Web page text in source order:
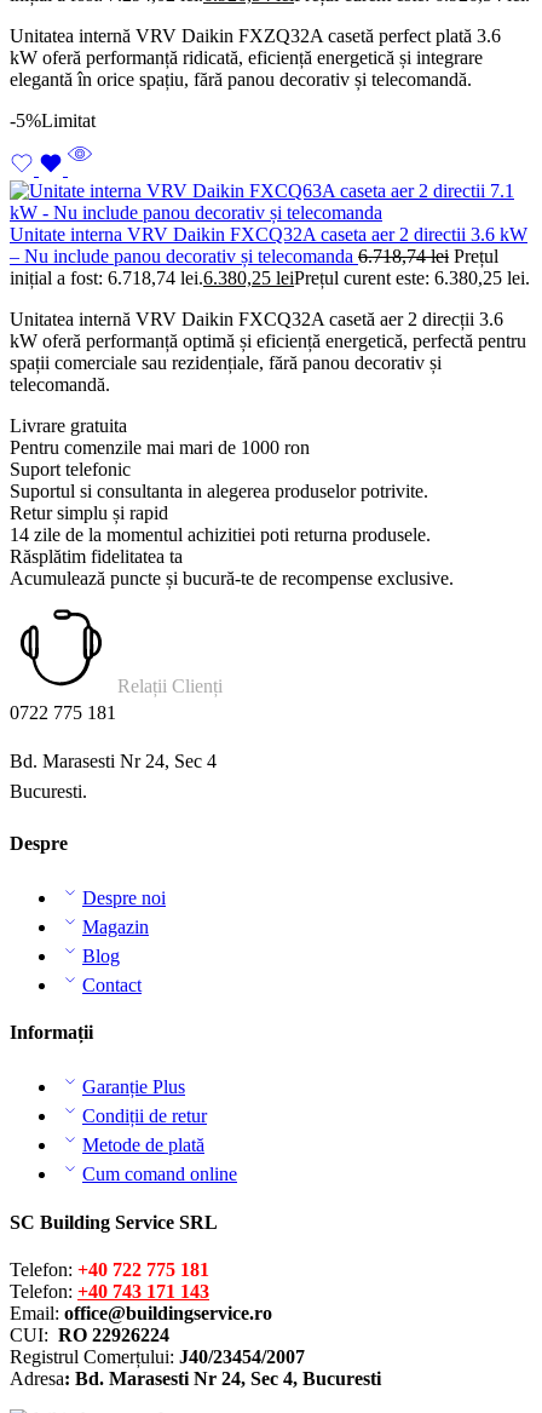
Unitatea internă VRV Daikin FXZQ32A casetă perfect plată 3.6
kW oferă performanță ridicată, eficiență energetică și integrare
elegantă în orice spațiu, fără panou decorativ și telecomandă.
-5%Limitat
Unitate interna VRV Daikin FXCQ32A caseta aer 2 directii 3.6 kW
– Nu include panou decorativ și telecomanda 6.718,74lei Prețul
inițial a fost: 6.718,74 lei.6.380,25 leiPrețul curent este: 6.380,25 lei.
Unitatea internă VRV Daikin FXCQ32A casetă aer 2 direcții 3.6
kW oferă performanță optimă și eficiență energetică, perfectă pentru
spații comerciale sau rezidențiale, fără panou decorativ și
telecomandă.
Livrare gratuita
Pentru comenzile mai mari de 1000 ron
Suport telefonic
Suportul si consultanta in alegerea produselor potrivite.
Retur simplu și rapid
14 zile de la momentul achizitiei poti returna produsele.
Răsplătim fidelitatea ta
Acumulează puncte și bucură-te de recompense exclusive.
Relații Clienți
0722 775 181
Bd. Marasesti Nr 24, Sec 4
Bucuresti.
Despre
Despre noi
Magazin
Blog
Contact
Informații
Garanție Plus
Condiții de retur
Metode de plată
Cum comand online
SC Building Service SRL
Telefon: +40 722 775 181
Telefon: +40 743 171 143
Email: office@buildingservice.ro
CUI: RO 22926224
Registrul Comerțului: J40/23454/2007
Adresa: Bd. Marasesti Nr 24, Sec 4, Bucuresti